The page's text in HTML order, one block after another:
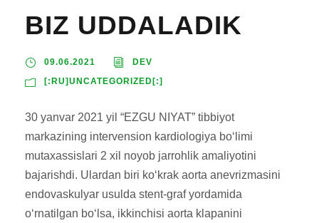
BIZ UDDALADIK
09.06.2021 DEV
[:RU]UNCATEGORIZED[:]
30 yanvar 2021 yil “EZGU NIYAT” tibbiyot
markazining intervension kardiologiya bo‘limi
mutaxassislari 2 xil noyob jarrohlik amaliyotini
bajarishdi. Ulardan biri ko‘krak aorta anevrizmasini
endovaskulyar usulda stent-graf yordamida
o‘rnatilgan bo‘lsa, ikkinchisi aorta klapanini